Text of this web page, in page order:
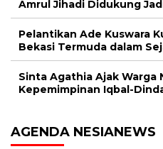
Amrul Jihadi Didukung
Pelantikan Ade Kuswara
Bekasi Termuda dalam
Sinta Agathia Ajak Warga
Kepemimpinan Iqbal-
AGENDA NESIANEWS